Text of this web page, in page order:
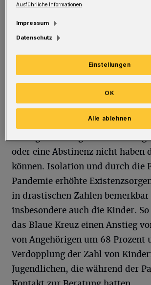
Darauf machen im Rahmen der 13.
bundesweiten Aktionswoche für
suchtbelasteten Familien vom 14.
Februar die in der Suchthilfe
Institutionen in Wuppertal
Einhellig berichten die
von einer deutlichen Zunahme
Erwachsenen, die aus einer
oder eine Abstinenz nicht haben
können. Isolation und durch die
Pandemie erhöhte
in drastischen Zahlen
insbesondere auch die Kinder.
das Blaue Kreuz einen Anstieg
von Angehörigen um 68 Prozent
Verdopplung der Zahl von
Jugendlichen, die während der
Ausführliche Informationen
Impressum
Datenschutz
Einstellungen
Alle ablehnen
OK